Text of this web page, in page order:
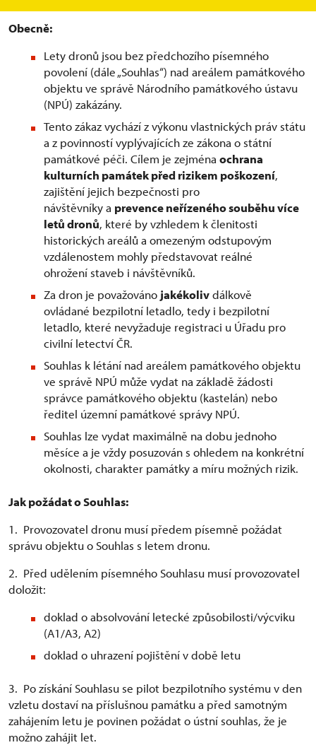
Obecně:
Lety dronů jsou bez předchozího písemného
povolení (dále „Souhlas“) nad areálem památkového
objektu ve správě Národního památkového ústavu
(NPÚ) zakázány.
Tento zákaz vychází z výkonu vlastnických práv státu
a z povinností vyplývajících ze zákona o státní
památkové péči. Cílem je zejména ochrana
kulturních památek před rizikem poškození,
zajištění jejich bezpečnosti pro
návštěvníky a prevence neřízeného souběhu více
letů dronů, které by vzhledem k členitosti
historických areálů a omezeným odstupovým
vzdálenostem mohly představovat reálné
ohrožení staveb i návštěvníků.
Za dron je považováno jakékolivdálkově
ovládané bezpilotní letadlo, tedy i bezpilotní
letadlo, které nevyžaduje registraci u Úřadu pro
civilní letectví ČR.
Souhlas k létání nad areálem památkového objektu
ve správě NPÚ může vydat na základě žádosti
správce památkového objektu (kastelán) nebo
ředitel územní památkové správy NPÚ.
Souhlas lze vydat maximálně na dobu jednoho
měsíce a je vždy posuzován s ohledem na konkrétní
okolnosti, charakter památky a míru možných rizik.
Jak požádat o Souhlas:
1. Provozovatel dronu musí předem písemně požádat
správu objektu o Souhlas s letem dronu.
2. Před udělením písemného Souhlasu musí provozovatel
doložit:
doklad o absolvování letecké způsobilosti/výcviku
(A1/A3, A2)
doklad o uhrazení pojištění v době letu
3. Po získání Souhlasu se pilot bezpilotního systému v den
vzletu dostaví na příslušnou památku a před samotným
zahájením letu je povinen požádat o ústní souhlas, že je
možno zahájit let.